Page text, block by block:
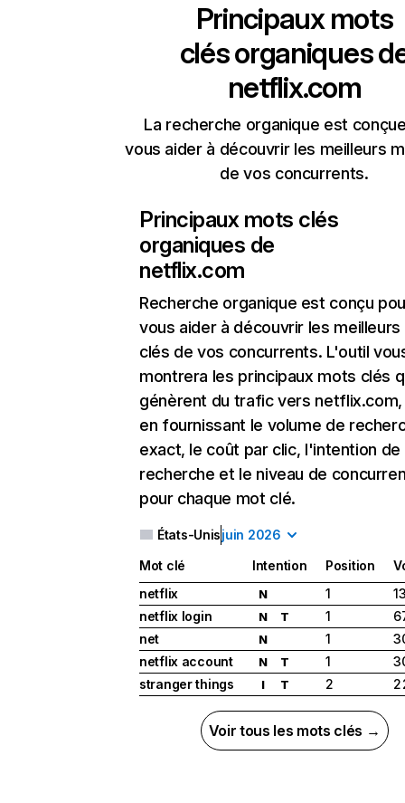
Principaux mots
clés organiques
netflix.com
La recherche organique est
vous aider à découvrir les meilleurs
de vos concurrents.
Principaux mots clés
organiques de
netflix.com
Recherche organique est conçu
vous aider à découvrir les
clés de vos concurrents. L'outil
montrera les principaux mots clés
génèrent du trafic vers
en fournissant le volume de
exact, le coût par clic, l'intention de
recherche et le niveau de
pour chaque mot clé.
États-Unisjuin 2026
Mot clé Intention Position
netflix
N 1
netflix login
N T 1
net
N 1
netflix account
N T 1
stranger things
I T 2 2
Voir tous les mots clés →